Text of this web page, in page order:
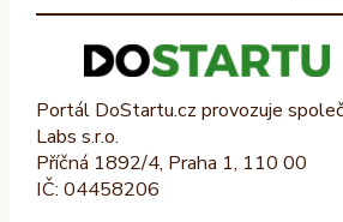
Portál DoStartu.cz provozuje
Labs s.r.o.
Příčná 1892/4, Praha 1, 110 00
IČ: 04458206